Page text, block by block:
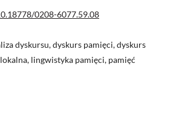
0208-6077.59.08
dyskursu, dyskurs pamięci, dyskurs
lingwistyka pamięci, pamięć